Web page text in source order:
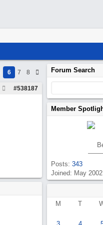
6 7 8
#538187
Forum Search
Member
Posts: 343
Joined: May 2002
M T